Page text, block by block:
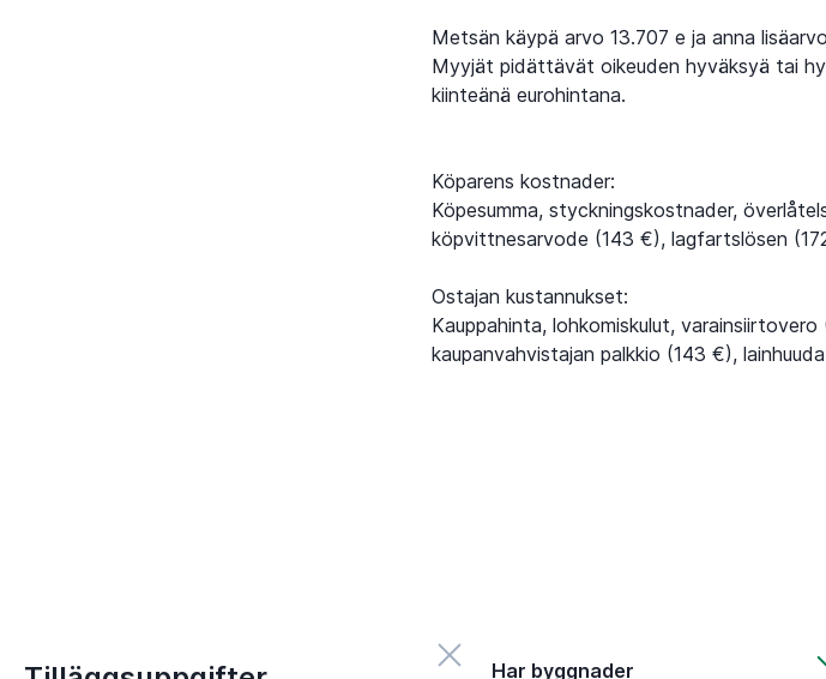
Metsän käypä arvo 13.707 e ja anna
Myyjät pidättävät oikeuden hyväksyä tai
kiinteänä eurohintana.
Köparens kostnader:
Köpesumma, styckningskostnader,
köpvittnesarvode (143 €), lagfartslösen
Ostajan kustannukset:
Kauppahinta, lohkomiskulut,
kaupanvahvistajan palkkio (143 €),
Har byggnader